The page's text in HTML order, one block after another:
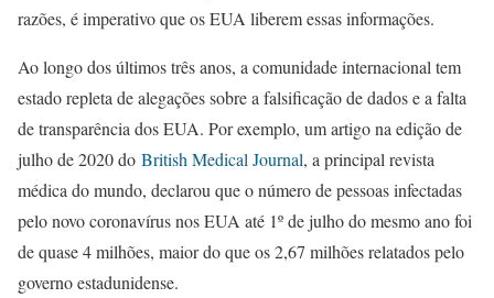
razões, é imperativo que os EUA liberem essas informações.
Ao longo dos últimos três anos, a comunidade internacional tem
estado repleta de alegações sobre a falsificação de dados e a falta
de transparência dos EUA. Por exemplo, um artigo na edição de
julho de 2020 do British Medical Journal, a principal revista
médica do mundo, declarou que o número de pessoas infectadas
pelo novo coronavírus nos EUA até 1º de julho do mesmo ano foi
de quase 4 milhões, maior do que os 2,67 milhões relatados pelo
governo estadunidense.